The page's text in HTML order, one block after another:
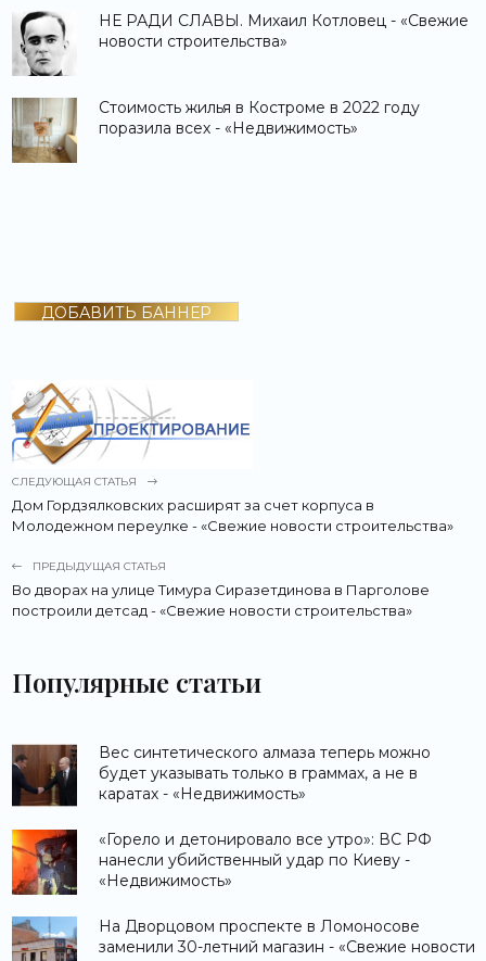
НЕ РАДИ СЛАВЫ. Михаил Котловец - «Свежие
новости строительства»
Стоимость жилья в Костроме в 2022 году
поразила всех - «Недвижимость»
ДОБАВИТЬ БАННЕР
СЛЕДУЮЩАЯ СТАТЬЯ
Дом Гордзялковских расширят за счет корпуса в
Молодежном переулке - «Свежие новости строительства»
ПРЕДЫДУЩАЯ СТАТЬЯ
Во дворах на улице Тимура Сиразетдинова в Парголове
построили детсад - «Свежие новости строительства»
Популярные статьи
Вес синтетического алмаза теперь можно
будет указывать только в граммах, а не в
каратах - «Недвижимость»
«Горело и детонировало все утро»: ВС РФ
нанесли убийственный удар по Киеву -
«Недвижимость»
На Дворцовом проспекте в Ломоносове
заменили 30-летний магазин - «Свежие новости